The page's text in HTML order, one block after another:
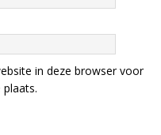
in deze browser voor